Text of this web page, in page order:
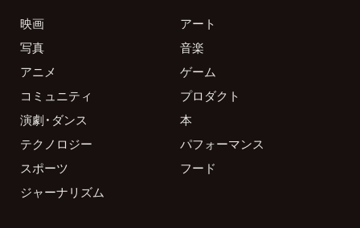
映画
アート
写真
音楽
アニメ
ゲーム
コミュニティ
プロダクト
演劇・ダンス
本
テクノロジー
パフォーマンス
スポーツ
フード
ジャーナリズム